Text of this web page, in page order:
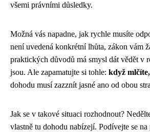
všemi právními důsledky.
Možná vás napadne, jak rychle musíte
není uvedená konkrétní lhůta, zákon vám
praktických důvodů má smysl dát vědět v
jsou. Ale zapamatujte si tohle: když
dohodu musí zazznít jasné ano od obou
Jak se v takové situaci rozhodnout?
vlastně tu dohodu nabízejí. Podívejte se